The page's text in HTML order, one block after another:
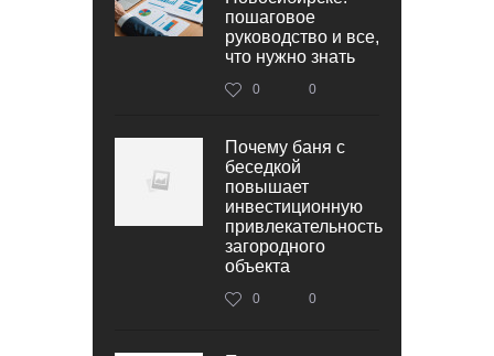
пошаговое
руководство и все,
что нужно знать
0 0
Почему баня с
беседкой
повышает
инвестиционную
привлекательность
загородного
объекта
0 0